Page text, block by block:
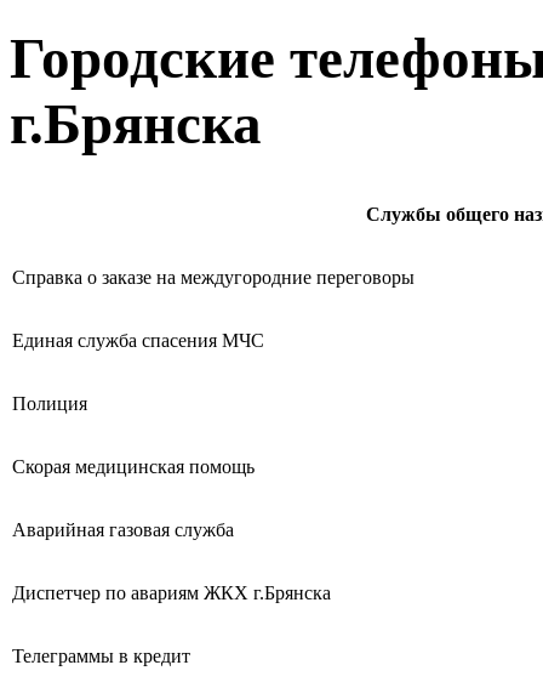
Городские
г.Брянска
Службы общего
Справка о заказе на междугородние переговоры
Единая служба спасения МЧС
Полиция
Скорая медицинская помощь
Аварийная газовая служба
Диспетчер по авариям ЖКХ г.Брянска
Телеграммы в кредит